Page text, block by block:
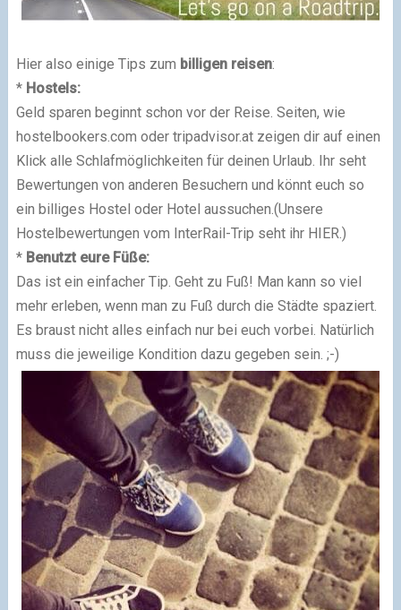
Hier also einige Tips zum billigen reisen:
* Hostels:
Geld sparen beginnt schon vor der Reise. Seiten, wie
hostelbookers.com oder tripadvisor.at zeigen dir auf einen
Klick alle Schlafmöglichkeiten für deinen Urlaub. Ihr seht
Bewertungen von anderen Besuchern und könnt euch so
ein billiges Hostel oder Hotel aussuchen.(Unsere
Hostelbewertungen vom InterRail-Trip seht ihr HIER.)
*Benutzt eure Füße:
Das ist ein einfacher Tip. Geht zu Fuß! Man kann so viel
mehr erleben, wenn man zu Fuß durch die Städte spaziert.
Es braust nicht alles einfach nur bei euch vorbei. Natürlich
muss die jeweilige Kondition dazu gegeben sein. ;-)